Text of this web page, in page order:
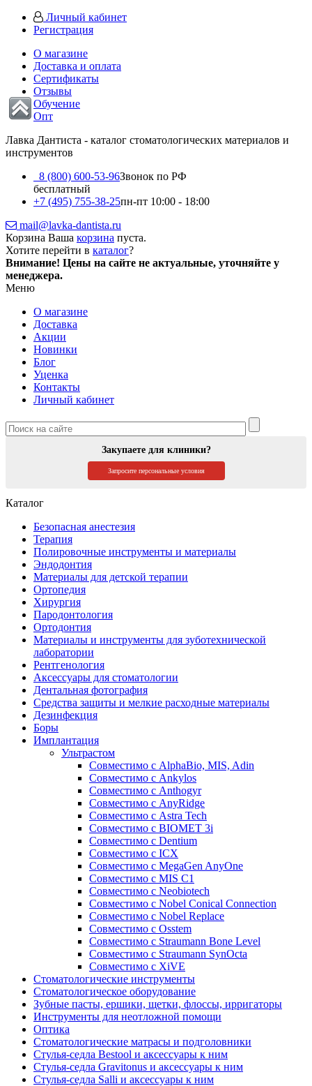
Личный кабинет
Регистрация
О магазине
Доставка и оплата
Сертификаты
Отзывы
Обучение
Опт
Лавка Дантиста - каталог стоматологических материалов и
инструментов
8 (800) 600-53-96Звонок по РФ
бесплатный
+7 (495) 755-38-25пн-пт 10:00 - 18:00
mail@lavka-dantista.ru
Корзина Ваша корзина пуста.
Хотите перейти в каталог?
Внимание! Цены на сайте не актуальные, уточняйте у
менеджера.
Меню
О магазине
Доставка
Акции
Новинки
Блог
Уценка
Контакты
Личный кабинет
Закупаете для клиники?
Запросите персональные условия
Каталог
Безопасная анестезия
Терапия
Полировочные инструменты и материалы
Эндодонтия
Материалы для детской терапии
Ортопедия
Хирургия
Пародонтология
Ортодонтия
Материалы и инструменты для зуботехнической
лаборатории
Рентгенология
Аксессуары для стоматологии
Дентальная фотография
Средства защиты и мелкие расходные материалы
Дезинфекция
Боры
Имплантация
Ультрастом
Совместимо с AlphaBio, MIS, Adin
Совместимо с Ankylos
Совместимо с Anthogyr
Совместимо с AnyRidge
Совместимо с Astra Tech
Совместимо с BIOMET 3i
Совместимо с Dentium
Совместимо с ICX
Совместимо с MegaGen AnyOne
Совместимо с MIS С1
Совместимо с Neobiotech
Совместимо с Nobel Conical Connection
Совместимо с Nobel Replace
Совместимо с Osstem
Совместимо с Straumann Bone Level
Совместимо с Straumann SynOcta
Совместимо с XiVE
Стоматологические инструменты
Стоматологическое оборудование
Зубные пасты, ершики, щетки, флоссы, ирригаторы
Инструменты для неотложной помощи
Оптика
Стоматологические матрасы и подголовники
Стулья-седла Bestool и аксессуары к ним
Стулья-седла Gravitonus и аксессуары к ним
Стулья-седла Salli и аксессуары к ним